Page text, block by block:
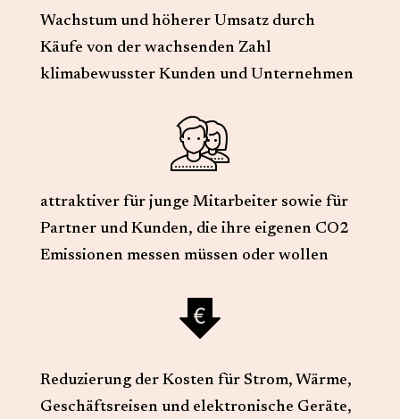
Wachstum und höherer Umsatz durch
Käufe von der wachsenden Zahl
klimabewusster Kunden und Unternehmen
attraktiver für junge Mitarbeiter sowie für
Partner und Kunden, die ihre eigenen CO2
Emissionen messen müssen oder wollen
Reduzierung der Kosten für Strom, Wärme,
Geschäftsreisen und elektronische Geräte,